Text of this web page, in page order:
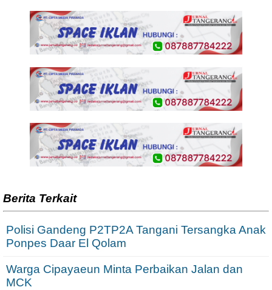
Berita Terkait
Polisi Gandeng P2TP2A Tangani Tersangka Anak
Ponpes Daar El Qolam
Warga Cipayaeun Minta Perbaikan Jalan dan
MCK